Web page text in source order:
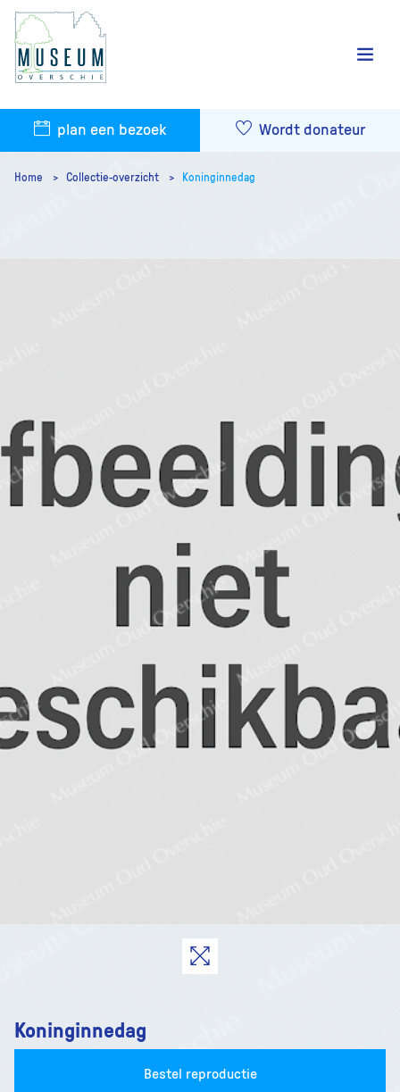
plan een bezoek Wordt donateur
Home Collectie-overzicht Koninginnedag
Koninginnedag
Bestel reproductie